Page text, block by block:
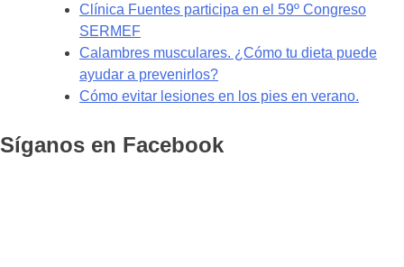
Clínica Fuentes participa en el 59º Congreso
SERMEF
Calambres musculares. ¿Cómo tu dieta puede
ayudar a prevenirlos?
Cómo evitar lesiones en los pies en verano.
Síganos en Facebook